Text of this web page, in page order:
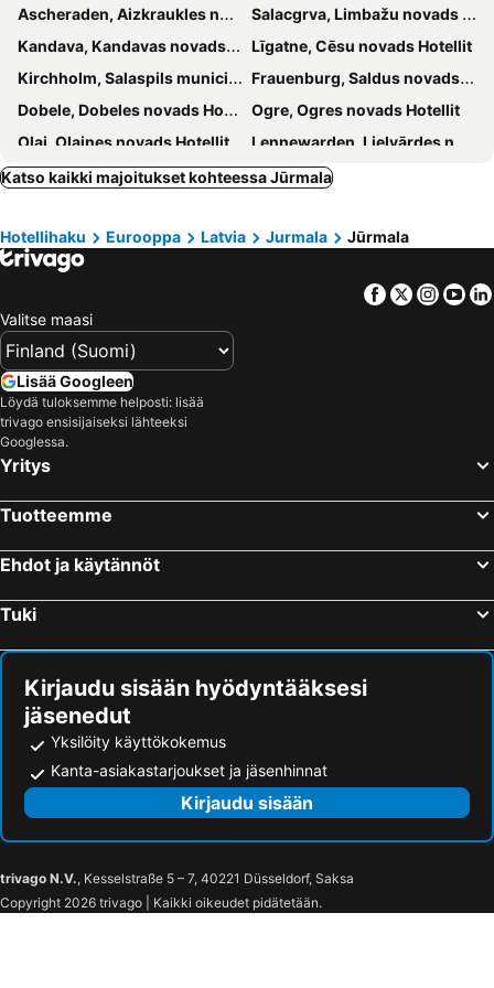
Zvaigzne
Parus
TB Palace Hotel & SPA
Lucky Fish Jurmala
Jaunķemeri
Hotel Janne
Baltic Sea Dunes Apartments
Latvian riflemen
Brekši
Latvian Ethnographic Open-air Museum
Dreiliņi
Ascheraden, Aizkraukles novads Hotellit
Salacgrva, Limbažu novads Hotellit
Kandava, Kandavas novads Hotellit
Līgatne, Cēsu novads Hotellit
Kirchholm, Salaspils municipality Hotellit
Frauenburg, Saldus novads Hotellit
Dobele, Dobeles novads Hotellit
Ogre, Ogres novads Hotellit
Olai, Olaines novads Hotellit
Lennewarden, Lielvārdes novads Hotellit
Riika, Riika Hotellit
Limbaži, Limbažu novads Hotellit
Mitau, Jelgavas novads Hotellit
Bauska, Bauskas novads Hotellit
Tuckum, Tukuma novads Hotellit
Wolmar, Kocēnu novads Hotellit
Katso kaikki majoitukset kohteessa Jūrmala
Hotellihaku Eurooppa Latvia Jurmala Jūrmala
Facebook
Twitter
Valitse maasi
Lisää Googleen
Löydä tuloksemme helposti: lisää
trivago ensisijaiseksi lähteeksi
Googlessa.
Yritys
Tuotteemme
Ehdot ja käytännöt
Tuki
Kirjaudu sisään hyödyntääksesi
jäsenedut
Yksilöity käyttökokemus
Kanta-asiakastarjoukset ja jäsenhinnat
Kirjaudu sisään
trivago N.V., Kesselstraße 5 – 7, 40221 Düsseldorf, Saksa
Copyright 2026 trivago | Kaikki oikeudet pidätetään.